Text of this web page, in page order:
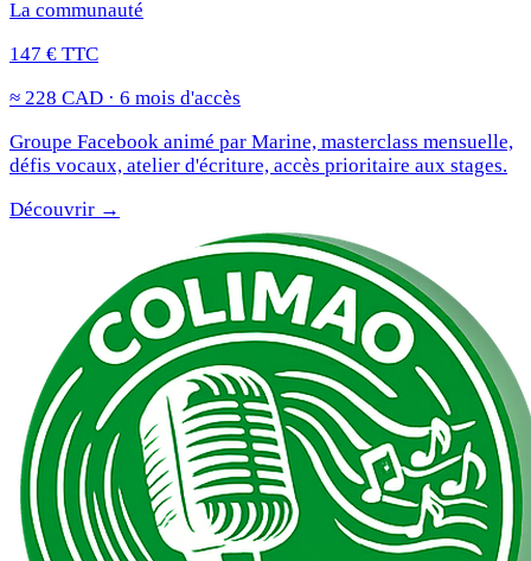
La communauté
147 € TTC
≈ 228 CAD · 6 mois d'accès
Groupe Facebook animé par Marine, masterclass mensuelle,
défis vocaux, atelier d'écriture, accès prioritaire aux stages.
Découvrir →